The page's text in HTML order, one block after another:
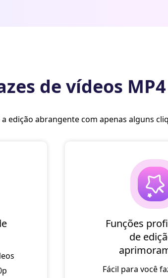
de vídeos MP4
edição abrangente com apenas alguns
Funções
de
Fácil para você